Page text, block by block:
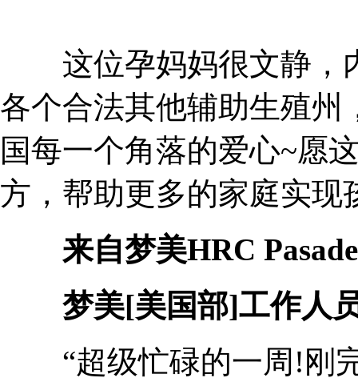
这位孕妈妈很文静，
各个合法其他辅助生殖州
国每一个角落的爱心~愿
方，帮助更多的家庭实现
来自梦美HRC
梦美[美国部]工作人
“超级忙碌的一周!刚完